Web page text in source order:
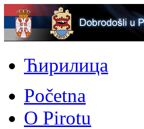
Ћирилица
Početna
O Pirotu